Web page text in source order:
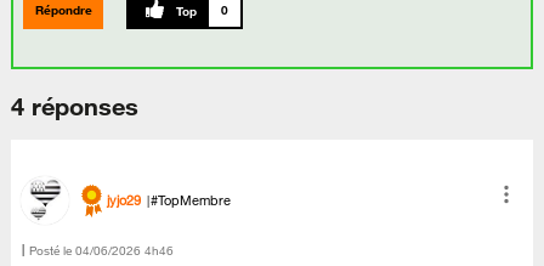
Répondre 0
4 réponses
jyjo29 #TopMembre
Posté le ‎04/06/2026 4h46